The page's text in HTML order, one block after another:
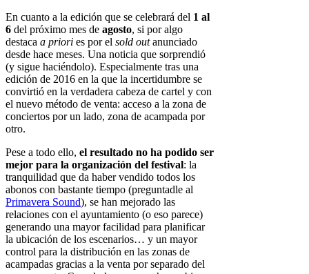
En cuanto a la edición que se celebrará del 1 al
6 del próximo mes de agosto, si por algo
destaca a priori es por el sold outanunciado
desde hace meses. Una noticia que sorprendió
(y sigue haciéndolo). Especialmente tras una
edición de 2016 en la que la incertidumbre se
convirtió en la verdadera cabeza de cartel y con
el nuevo método de venta: acceso a la zona de
conciertos por un lado, zona de acampada por
otro.
Pese a todo ello, el resultado no ha podido ser
mejor para la organización del festival: la
tranquilidad que da haber vendido todos los
abonos con bastante tiempo (preguntadle al
Primavera Sound), se han mejorado las
relaciones con el ayuntamiento (o eso parece)
generando una mayor facilidad para planificar
la ubicación de los escenarios… y un mayor
control para la distribución en las zonas de
acampadas gracias a la venta por separado del